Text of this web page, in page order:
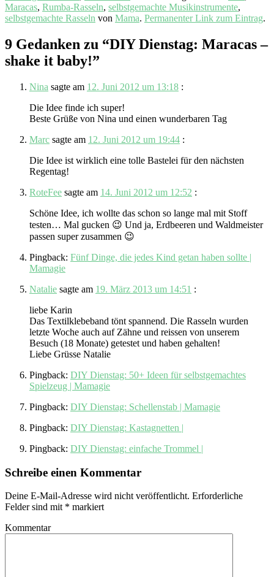
Maracas, Rumba-Rasseln, selbstgemachte Musikinstrumente,
selbstgemachte Rasseln von Mama. Permanenter Link zum Eintrag.
9 Gedanken zu “DIY Dienstag: Maracas –
shake it baby!”
Nina sagte am 12. Juni 2012 um 13:18 :
Die Idee finde ich super!
Beste Grüße von Nina und einen wunderbaren Tag
Marc sagte am 12. Juni 2012 um 19:44 :
Die Idee ist wirklich eine tolle Bastelei für den nächsten
Regentag!
RoteFee sagte am 14. Juni 2012 um 12:52 :
Schöne Idee, ich wollte das schon so lange mal mit Stoff
testen… Mal gucken 😉 Und ja, Erdbeeren und Waldmeister
passen super zusammen 😉
Pingback: Fünf Dinge, die jedes Kind getan haben sollte |
Mamagie
Natalie sagte am 19. März 2013 um 14:51 :
liebe Karin
Das Textilklebeband tönt spannend. Die Rasseln wurden
letzte Woche auch auf Zähne und reissen von unserem
Besuch (18 Monate) getestet und haben gehalten!
Liebe Grüsse Natalie
Pingback: DIY Dienstag: 50+ Ideen für selbstgemachtes
Spielzeug | Mamagie
Pingback: DIY Dienstag: Schellenstab | Mamagie
Pingback: DIY Dienstag: Kastagnetten |
Pingback: DIY Dienstag: einfache Trommel |
Schreibe einen Kommentar
Deine E-Mail-Adresse wird nicht veröffentlicht. Erforderliche
Felder sind mit * markiert
Kommentar